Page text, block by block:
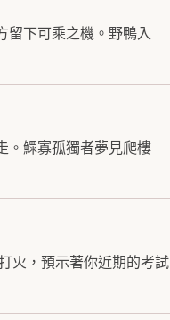
留下可乘之機。野鴨入
。鰥寡孤獨者夢見爬樓
火，預示著你近期的考試